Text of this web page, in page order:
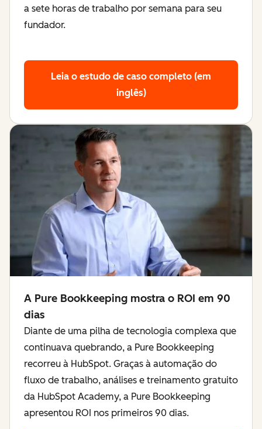
a sete horas de trabalho por semana para seu
fundador.
Leia o estudo de caso completo (em
inglês)
A Pure Bookkeeping mostra o ROI em 90
dias
Diante de uma pilha de tecnologia complexa que
continuava quebrando, a Pure Bookkeeping
recorreu à HubSpot. Graças à automação do
fluxo de trabalho, análises e treinamento gratuito
da HubSpot Academy, a Pure Bookkeeping
apresentou ROI nos primeiros 90 dias.